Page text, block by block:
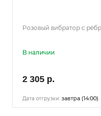
Розовый вибратор с
В наличии
2 305 р.
Дата отгрузки: завтра (14:00)